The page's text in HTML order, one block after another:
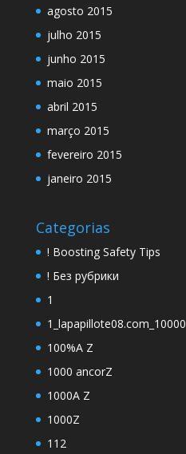
agosto 2015
julho 2015
junho 2015
maio 2015
abril 2015
março 2015
fevereiro 2015
janeiro 2015
Categorias
! Boosting Safety Tips
! Без рубрики
1
1_lapapillote08.com_10000
100%A Z
1000 ancorZ
1000A Z
1000Z
112